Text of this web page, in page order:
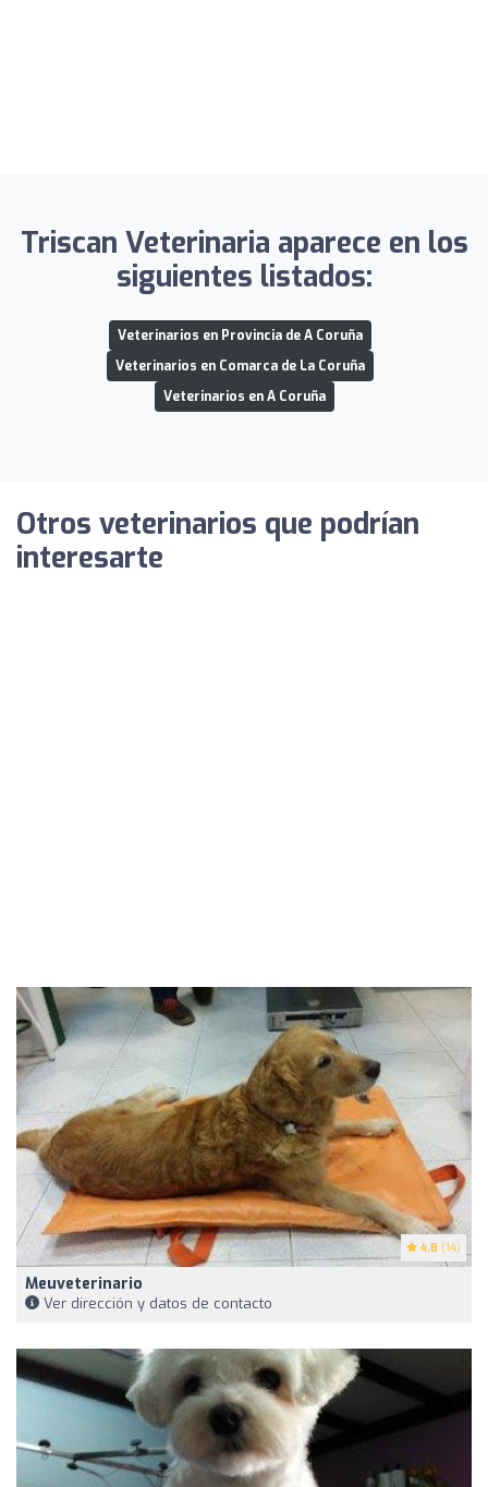
Triscan Veterinaria aparece en los
siguientes listados:
Veterinarios en Provincia de A Coruña
Veterinarios en Comarca de La Coruña
Veterinarios en A Coruña
Otros veterinarios que podrían
interesarte
4.8 (14)
Meuveterinario
Ver dirección y datos de contacto